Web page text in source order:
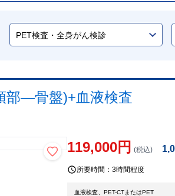
部―骨盤)+血液検査
119,000円 (税込)
所要時間：3時間程度
血液検査、PET-CTまたはPET